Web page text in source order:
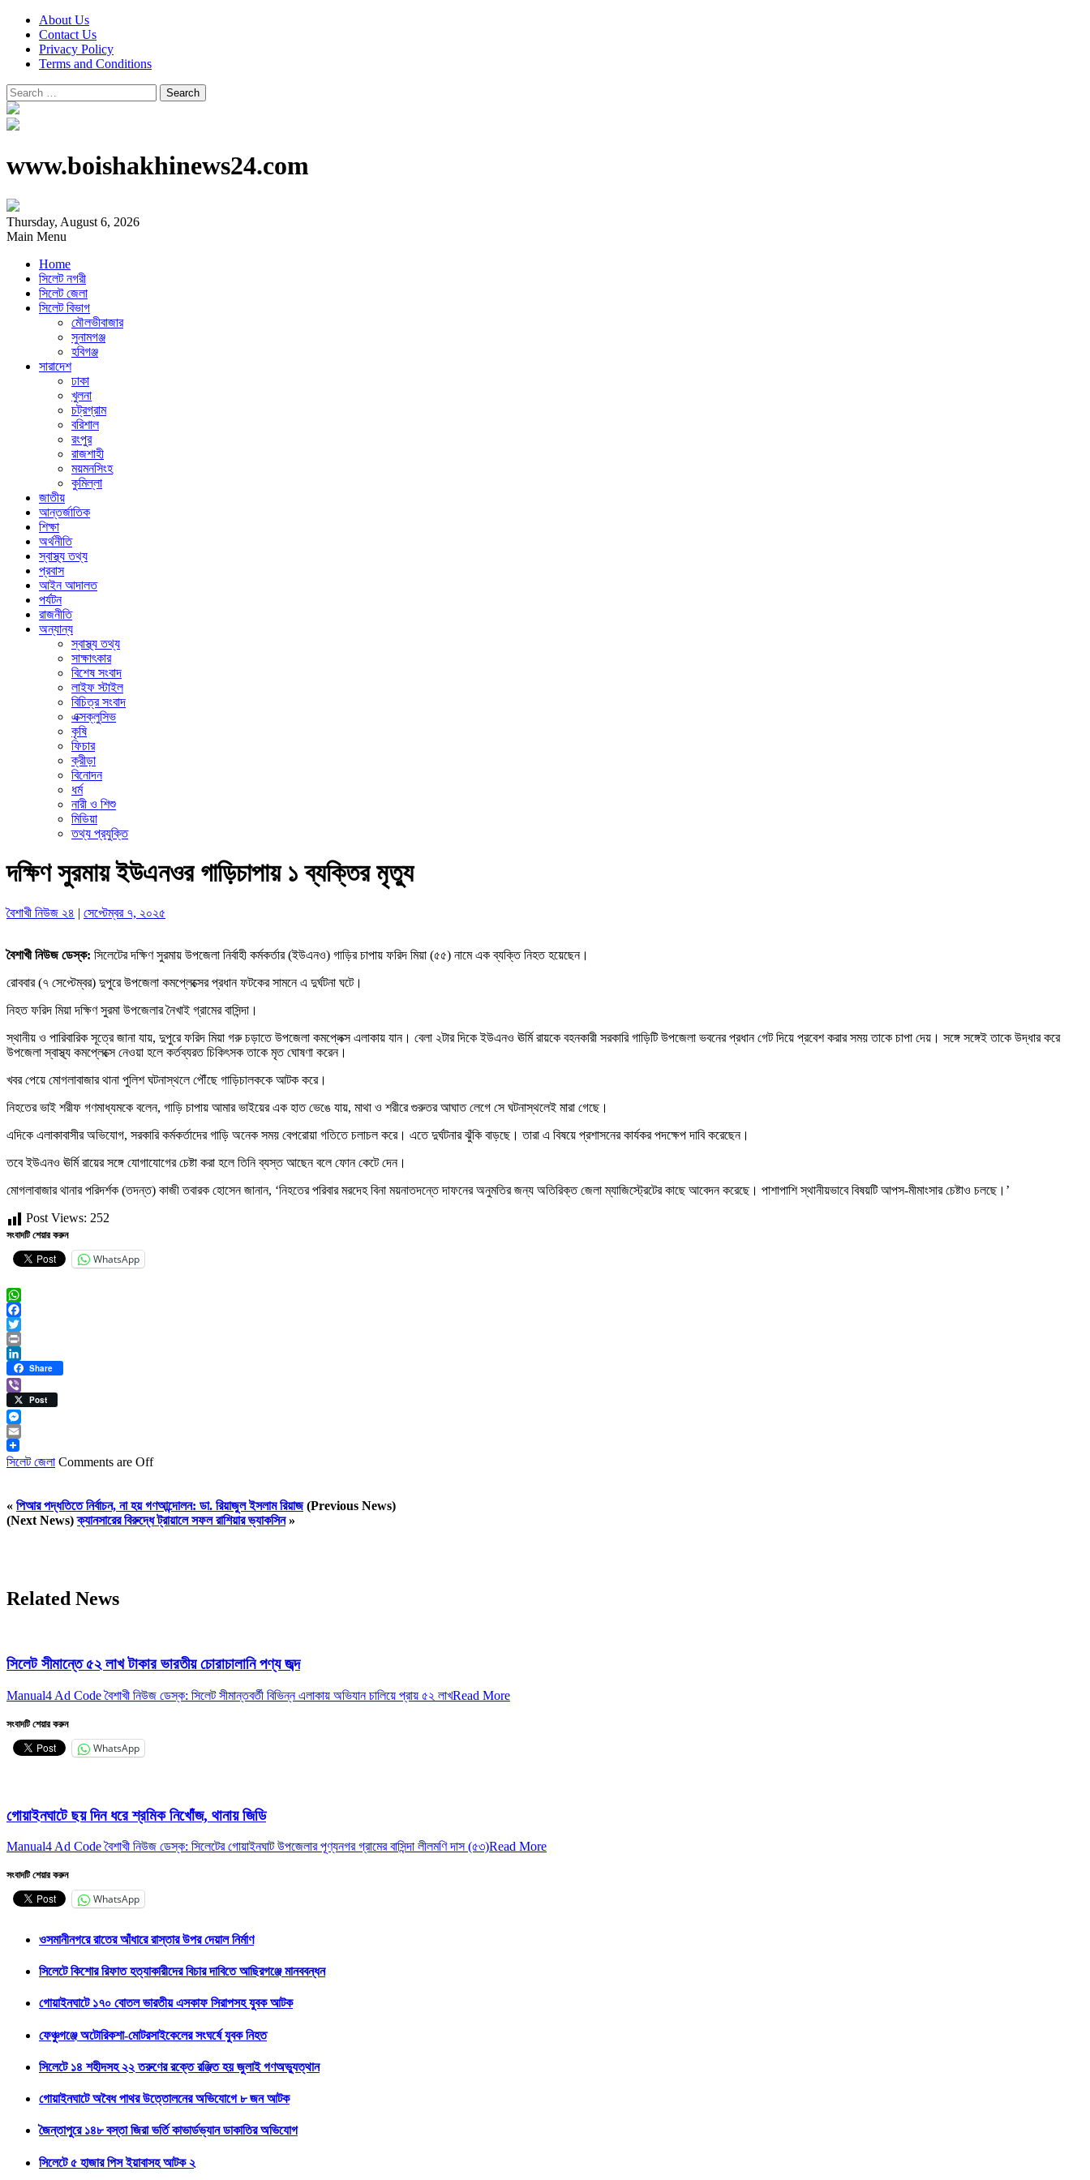
About Us
Contact Us
Privacy Policy
Terms and Conditions
Search
for:
www.boishakhinews24.com
Thursday, August 6, 2026
Main Menu
Home
সিলেট নগরী
সিলেট জেলা
সিলেট বিভাগ
মৌলভীবাজার
সুনামগঞ্জ
হবিগঞ্জ
সারাদেশ
ঢাকা
খুলনা
চট্রগ্রাম
বরিশাল
রংপুর
রাজশাহী
ময়মনসিংহ
কুমিল্লা
জাতীয়
আন্তর্জাতিক
শিক্ষা
অর্থনীতি
স্বাস্থ্য তথ্য
প্রবাস
আইন আদালত
পর্যটন
রাজনীতি
অন্যান্য
স্বাস্থ্য তথ্য
সাক্ষাৎকার
বিশেষ সংবাদ
লাইফ স্টাইল
বিচিত্র সংবাদ
এক্সক্লুসিভ
কৃষি
ফিচার
ক্রীড়া
বিনোদন
ধর্ম
নারী ও শিশু
মিডিয়া
তথ্য প্রযুক্তি
দক্ষিণ সুরমায় ইউএনওর গাড়িচাপায় ১ ব্যক্তির মৃত্যু
বৈশাখী নিউজ ২৪ | সেপ্টেম্বর ৭, ২০২৫
বৈশাখী নিউজ ডেস্ক: সিলেটের দক্ষিণ সুরমায় উপজেলা নির্বাহী কর্মকর্তার (ইউএনও) গাড়ির চাপায় ফরিদ মিয়া (৫৫) নামে এক ব্যক্তি নিহত হয়েছেন।
রোববার (৭ সেপ্টেম্বর) দুপুরে উপজেলা কমপ্লেক্সের প্রধান ফটকের সামনে এ দুর্ঘটনা ঘটে।
নিহত ফরিদ মিয়া দক্ষিণ সুরমা উপজেলার নৈখাই গ্রামের বাসিন্দা।
স্থানীয় ও পারিবারিক সূত্রে জানা যায়, দুপুরে ফরিদ মিয়া গরু চড়াতে উপজেলা কমপ্লেক্স এলাকায় যান। বেলা ২টার দিকে ইউএনও ঊর্মি রায়কে বহনকারী সরকারি গাড়িটি উপজেলা ভবনের প্রধান গেট দিয়ে প্রবেশ করার সময় তাকে চাপা দেয়। সঙ্গে সঙ্গেই তাকে উদ্ধার করে
উপজেলা স্বাস্থ্য কমপ্লেক্সে নেওয়া হলে কর্তব্যরত চিকিৎসক তাকে মৃত ঘোষণা করেন।
খবর পেয়ে মোগলাবাজার থানা পুলিশ ঘটনাস্থলে পৌঁছে গাড়িচালককে আটক করে।
নিহতের ভাই শরীফ গণমাধ্যমকে বলেন, গাড়ি চাপায় আমার ভাইয়ের এক হাত ভেঙে যায়, মাথা ও শরীরে গুরুতর আঘাত লেগে সে ঘটনাস্থলেই মারা গেছে।
এদিকে এলাকাবাসীর অভিযোগ, সরকারি কর্মকর্তাদের গাড়ি অনেক সময় বেপরোয়া গতিতে চলাচল করে। এতে দুর্ঘটনার ঝুঁকি বাড়ছে। তারা এ বিষয়ে প্রশাসনের কার্যকর পদক্ষেপ দাবি করেছেন।
তবে ইউএনও ঊর্মি রায়ের সঙ্গে যোগাযোগের চেষ্টা করা হলে তিনি ব্যস্ত আছেন বলে ফোন কেটে দেন।
মোগলাবাজার থানার পরিদর্শক (তদন্ত) কাজী তবারক হোসেন জানান, ‘নিহতের পরিবার মরদেহ বিনা ময়নাতদন্তে দাফনের অনুমতির জন্য অতিরিক্ত জেলা ম্যাজিস্ট্রেটের কাছে আবেদন করেছে। পাশাপাশি স্থানীয়ভাবে বিষয়টি আপস-মীমাংসার চেষ্টাও চলছে।’
Post Views: 252
সংবাদটি শেয়ার করুন
WhatsApp
WhatsApp
Facebook
Twitter
Print
LinkedIn
Share
ViberPost
Messenger
Email
সিলেট জেলা Comments are Off
« পিআর পদ্ধতিতে নির্বাচন, না হয় গণআন্দোলন: ডা. রিয়াজুল ইসলাম রিয়াজ(Previous News)
(Next News)ক্যানসারের বিরুদ্ধে ট্রায়ালে সফল রাশিয়ার ভ্যাকসিন»
Related News
সিলেট সীমান্তে ৫২ লাখ টাকার ভারতীয় চোরাচালানি পণ্য জব্দ
Manual4 Ad Code বৈশাখী নিউজ ডেস্ক: সিলেট সীমান্তবর্তী বিভিন্ন এলাকায় অভিযান চালিয়ে প্রায় ৫২ লাখRead More
সংবাদটি শেয়ার করুন
WhatsApp
গোয়াইনঘাটে ছয় দিন ধরে শ্রমিক নিখোঁজ, থানায় জিডি
Manual4 Ad Code বৈশাখী নিউজ ডেস্ক: সিলেটের গোয়াইনঘাট উপজেলার পূণ্যনগর গ্রামের বাসিন্দা লীলমণি দাস (৫৩)Read More
সংবাদটি শেয়ার করুন
WhatsApp
ওসমানীনগরে রাতের আঁধারে রাস্তার উপর দেয়াল নির্মাণ
সিলেটে কিশোর রিফাত হত্যাকারীদের বিচার দাবিতে আছিরগঞ্জে মানববন্ধন
গোয়াইনঘাটে ১৭০ বোতল ভারতীয় এসকাফ সিরাপসহ যুবক আটক
ফেঞ্চুগঞ্জে অটোরিকশা-মোটরসাইকেলের সংঘর্ষে যুবক নিহত
সিলেটে ১৪ শহীদসহ ২২ তরুণের রক্তে রঞ্জিত হয় জুলাই গণঅভ্যুত্থান
গোয়াইনঘাটে অবৈধ পাথর উত্তোলনের অভিযোগে ৮ জন আটক
জৈন্তাপুরে ১৪৮ বস্তা জিরা ভর্তি কাভার্ডভ্যান ডাকাতির অভিযোগ
সিলেটে ৫ হাজার পিস ইয়াবাসহ আটক ২